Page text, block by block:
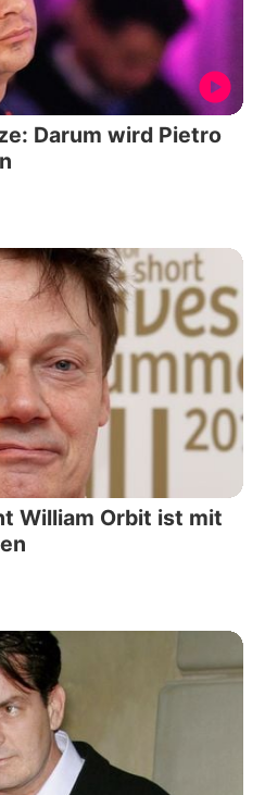
Darum wird Pietro
William Orbit ist mit